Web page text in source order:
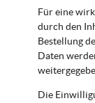
Für eine
durch den
Bestellung
Daten
Die